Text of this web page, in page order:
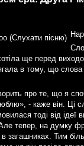
ще перед
в тому, що
про те, що я
- каже він. Ці
тоді від
тепер, на думку
загашниках. Тим